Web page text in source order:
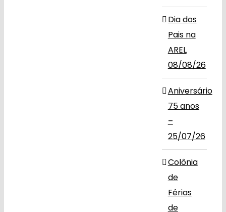
Dia dos
Pais na
AREL
08/08/26
Aniversário
75 anos
–
25/07/26
Colônia
de
Férias
de